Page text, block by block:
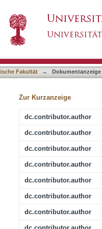
between
Fakultät → Dokumentanzeige
Zur Kurzanzeige
dc.contributor.author
dc.contributor.author
dc.contributor.author
dc.contributor.author
dc.contributor.author
dc.contributor.author
dc.contributor.author